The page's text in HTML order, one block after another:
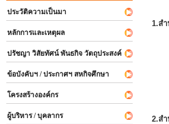
ประวัติความเป็นมา
หลักการและเหตุผล
ปรัชญา วิสัยทัศน์ พันธกิจ วัตถุประสงค์
ข้อบังคับฯ / ประกาศฯ สหกิจศึกษา
โครงสร้างองค์กร
ผู้บริหาร / บุคลากร
1.ส
2.ส